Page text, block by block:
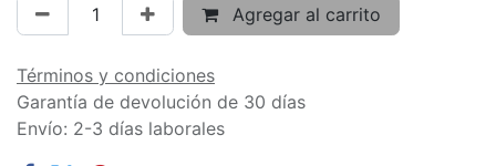
Agregar al carrito
Términos y condiciones
Garantía de devolución de 30 días
Envío: 2-3 días laborales